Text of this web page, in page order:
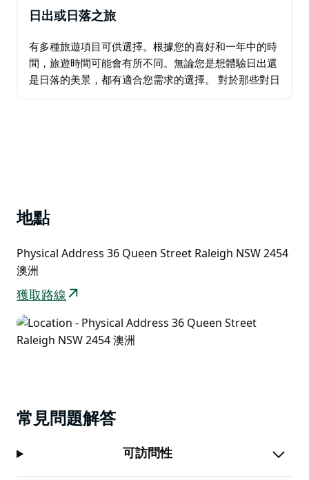
日出或日落之旅
有多種旅遊項目可供選擇。根據您的喜好和一年中的時
間，旅遊時間可能會有所不同。無論您是想體驗日出還
是日落的美景，都有適合您需求的選擇。 對於那些對日
地點
Physical Address 36 Queen Street Raleigh NSW 2454
澳洲
獲取路線
常見問題解答
可訪問性